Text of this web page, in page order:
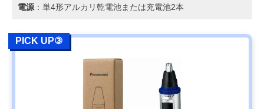
電源 ：単4形アルカリ乾電池または充電池2本
PICK UP③